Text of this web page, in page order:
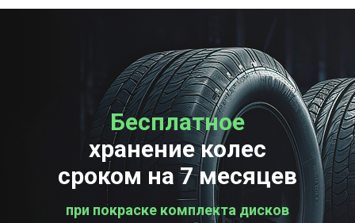
Бесплатное
хранение колес
сроком на 7 месяцев
при покраске комплекта дисков
Бесплатная
проверка колес